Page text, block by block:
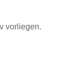
vorliegen.